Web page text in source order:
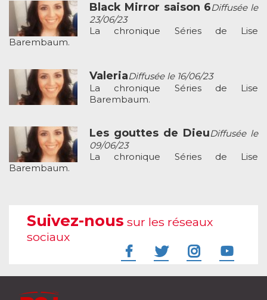
Black Mirror saison 6Diffusée le
23/06/23
La chronique Séries de Lise
Barembaum.
ValeriaDiffusée le 16/06/23
La chronique Séries de Lise
Barembaum.
Les gouttes de DieuDiffusée le
09/06/23
La chronique Séries de Lise
Barembaum.
Suivez-nous sur les réseaux
sociaux